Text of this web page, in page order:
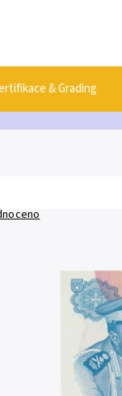
& Grading